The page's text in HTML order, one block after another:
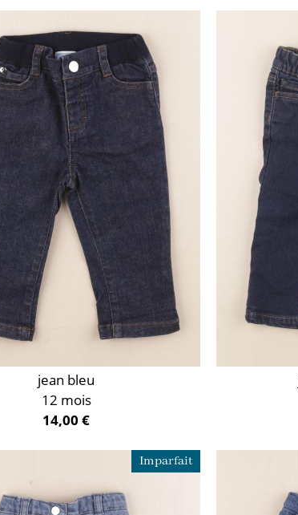
jean bleu
12 mois
14,00 €
Imparfait